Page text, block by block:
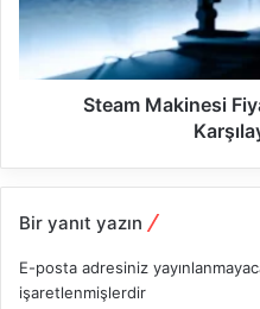
Steam Makinesi
Bir yanıt yazın
E-posta adresiniz
işaretlenmişlerdir